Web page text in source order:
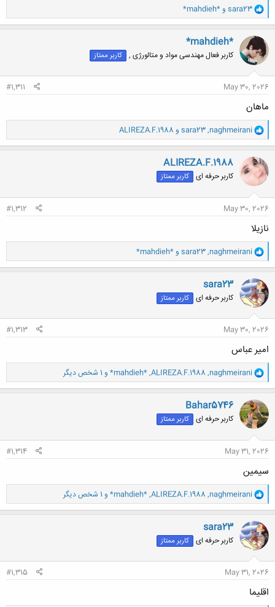
و
ا
ک
ن
ش
ه
ا
sara23 و *mahdieh*
*mahdieh*
کاربر فعال مهندسی مواد و متالورژی , کاربر ممتاز
May 30, 2026
#1,311
ماهان
و
ا
ک
ن
ش
ه
ا
naghmeirani
,
sara23 و ALIREZA.F.1988
ALIREZA.F.1988
کاربر حرفه ای کاربر ممتاز
May 30, 2026
#1,312
نازیلا
و
ا
ک
ن
ش
ه
ا
naghmeirani
,
sara23 و *mahdieh*
sara23
کاربر حرفه ای کاربر ممتاز
May 30, 2026
#1,313
امیر عباس
و
ا
ک
ن
ش
ه
ا
naghmeirani
,
ALIREZA.F.1988
,
*mahdieh* و 1 شخص دیگر
Bahar5746
کاربر حرفه ای کاربر ممتاز
May 31, 2026
#1,314
سیمین
و
ا
ک
ن
ش
ه
ا
naghmeirani
,
ALIREZA.F.1988
,
*mahdieh* و 1 شخص دیگر
sara23
کاربر حرفه ای کاربر ممتاز
May 31, 2026
#1,315
اقلیما